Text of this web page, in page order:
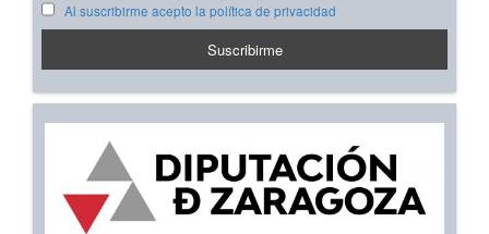
Al suscribirme acepto la política de privacidad